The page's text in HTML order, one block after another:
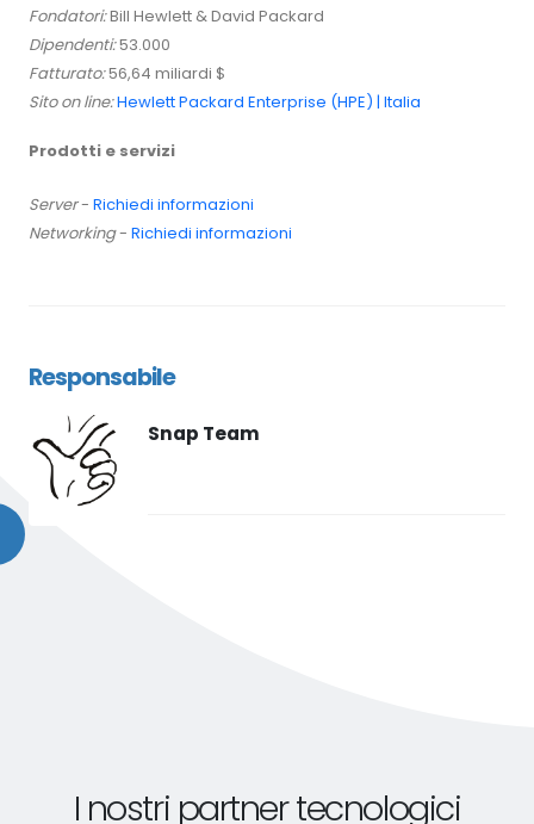
Fondatori:Bill Hewlett & David Packard
Dipendenti:53.000
Fatturato:56,64 miliardi $
Sito on line:Hewlett Packard Enterprise (HPE) | Italia
Prodotti e servizi
Server- Richiedi informazioni
Networking- Richiedi informazioni
Responsabile
Snap Team
I nostri partner tecnologici